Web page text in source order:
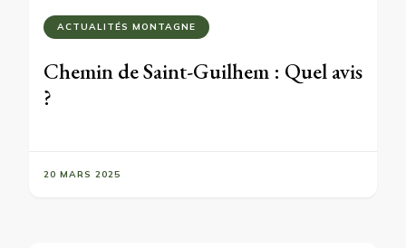
ACTUALITÉS MONTAGNE
Chemin de Saint-Guilhem : Quel avis
?
20 MARS 2025